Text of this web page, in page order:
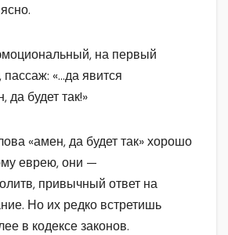
на первый
«…да явится
да будет так!»
«амен, да будет так» хорошо
еврею, они —
привычный ответ на
Но их редко встретишь
в кодексе законов.